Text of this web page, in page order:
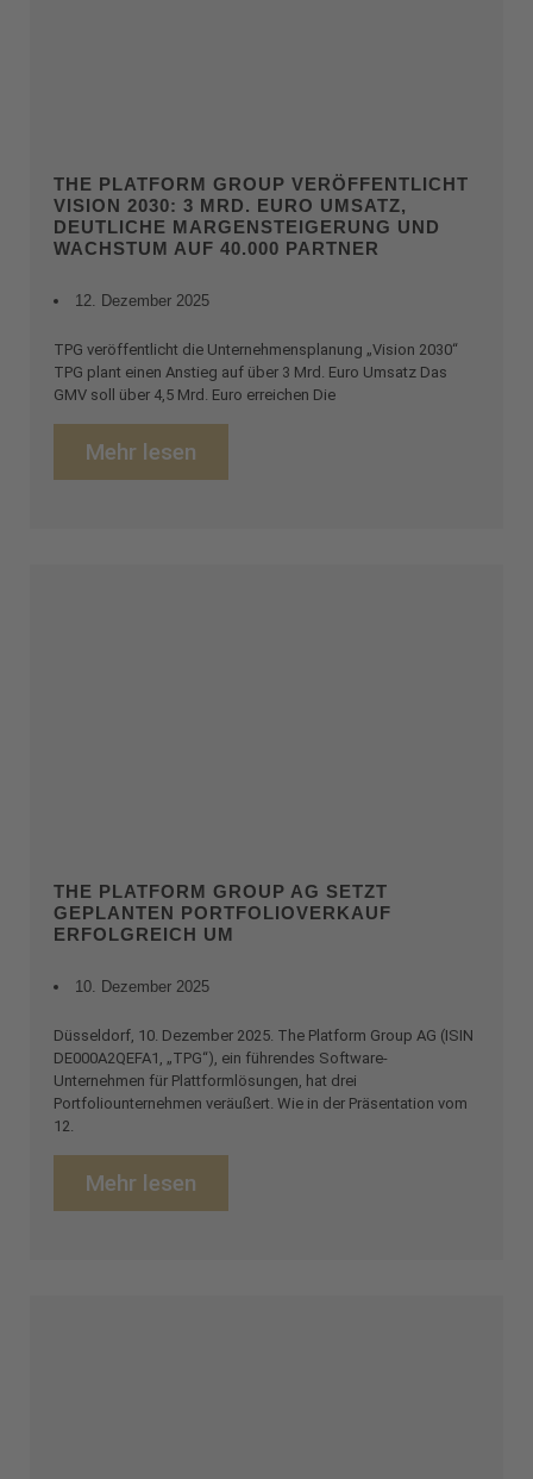
THE PLATFORM GROUP VERÖFFENTLICHT
VISION 2030: 3 MRD. EURO UMSATZ,
DEUTLICHE MARGENSTEIGERUNG UND
WACHSTUM AUF 40.000 PARTNER
12. Dezember 2025
TPG veröffentlicht die Unternehmensplanung „Vision 2030“
TPG plant einen Anstieg auf über 3 Mrd. Euro Umsatz Das
GMV soll über 4,5 Mrd. Euro erreichen Die
Mehr lesen
THE PLATFORM GROUP AG SETZT
GEPLANTEN PORTFOLIOVERKAUF
ERFOLGREICH UM
10. Dezember 2025
Düsseldorf, 10. Dezember 2025. The Platform Group AG (ISIN
DE000A2QEFA1, „TPG“), ein führendes Software-
Unternehmen für Plattformlösungen, hat drei
Portfoliounternehmen veräußert. Wie in der Präsentation vom
12.
Mehr lesen